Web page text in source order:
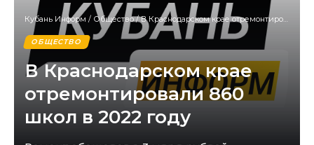
Кубань Информ / Общество/В Краснодарском крае отремонтировали 860 школ в 2022 году
ОБЩЕСТВО
В Краснодарском крае
отремонтировали 860
школ в 2022 году